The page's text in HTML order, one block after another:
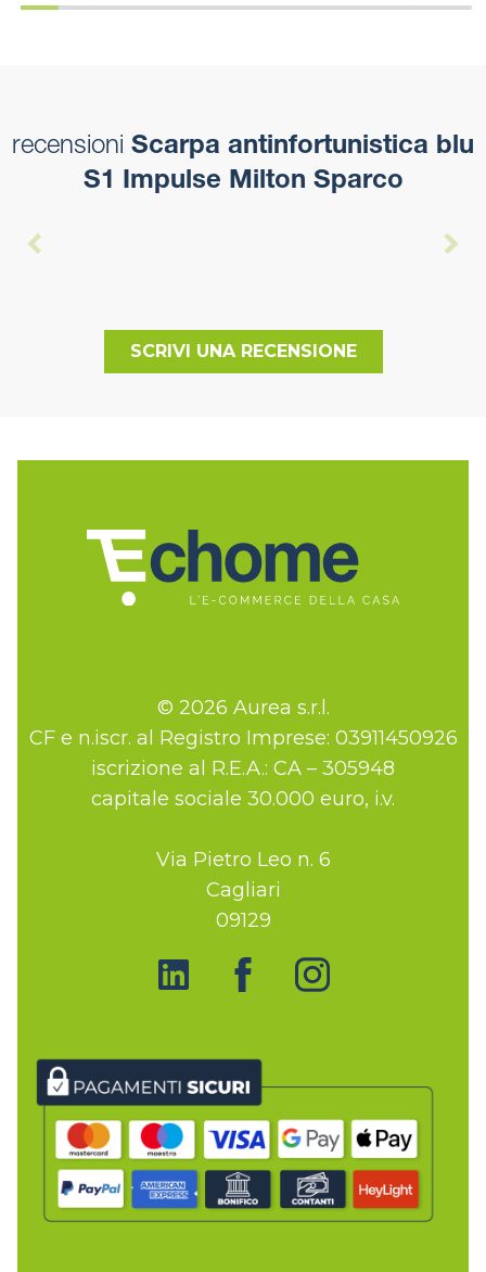
recensioni Scarpa antinfortunistica blu
S1 Impulse Milton Sparco
SCRIVI UNA RECENSIONE
© 2026 Aurea s.r.l.
CF e n.iscr. al Registro Imprese: 03911450926
iscrizione al R.E.A.: CA – 305948
capitale sociale 30.000 euro, i.v.
Via Pietro Leo n. 6
Cagliari
09129